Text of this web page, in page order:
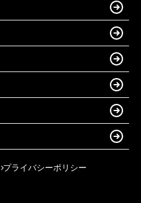
プライバシーポリシー